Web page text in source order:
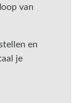
van
en
je